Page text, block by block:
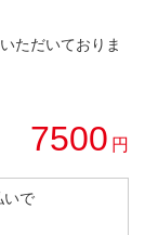
ただいておりま
7500 円
いで